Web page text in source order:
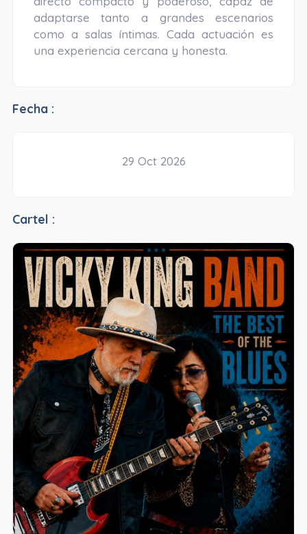
adaptarse tanto a grandes escenarios
como a salas íntimas. Cada actuación es
una experiencia cercana y honesta.
Fecha :
29 Oct 2026
Cartel :